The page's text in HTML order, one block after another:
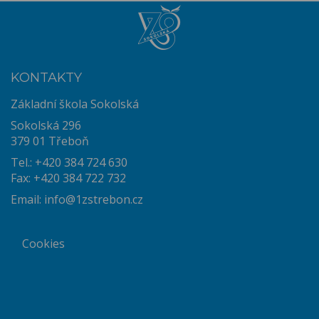
KONTAKTY
Základní škola Sokolská
Sokolská 296
379 01 Třeboň
Tel.: +420 384 724 630
Fax: +420 384 722 732
Email: info@1zstrebon.cz
Cookies